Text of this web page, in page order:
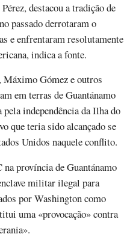
destacou a tradição de
passado derrotaram o
e enfrentaram resolutamente
indica a fonte.
Máximo Gómez e outros
em terras de Guantánamo
independência da Ilha do
que teria sido alcançado se
Unidos naquele conflito.
província de Guantánamo
militar ilegal para
por Washington como
uma «provocação» contra